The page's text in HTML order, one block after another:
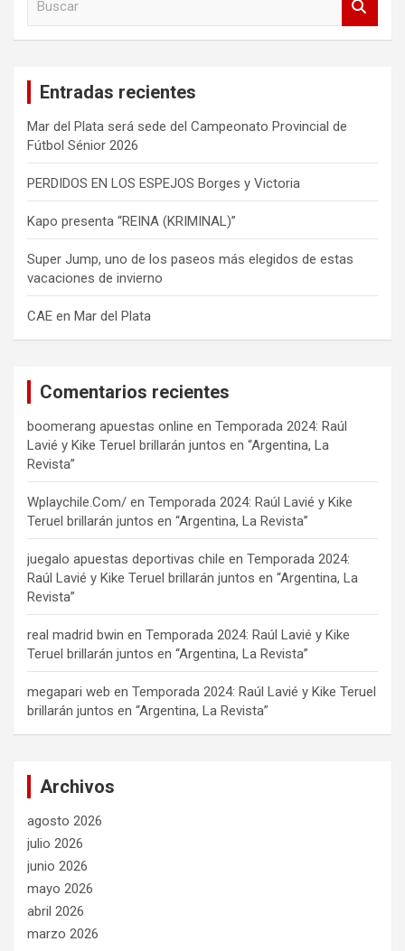
Entradas recientes
Mar del Plata será sede del Campeonato Provincial de
Fútbol Sénior 2026
PERDIDOS EN LOS ESPEJOS Borges y Victoria
Kapo presenta “REINA (KRIMINAL)”
Super Jump, uno de los paseos más elegidos de estas
vacaciones de invierno
CAE en Mar del Plata
Comentarios recientes
boomerang apuestas online en Temporada 2024: Raúl
Lavié y Kike Teruel brillarán juntos en “Argentina, La
Revista”
Wplaychile.Com/ en Temporada 2024: Raúl Lavié y Kike
Teruel brillarán juntos en “Argentina, La Revista”
juegalo apuestas deportivas chile en Temporada 2024:
Raúl Lavié y Kike Teruel brillarán juntos en “Argentina, La
Revista”
real madrid bwin en Temporada 2024: Raúl Lavié y Kike
Teruel brillarán juntos en “Argentina, La Revista”
megapari web en Temporada 2024: Raúl Lavié y Kike Teruel
brillarán juntos en “Argentina, La Revista”
Archivos
agosto 2026
julio 2026
junio 2026
mayo 2026
abril 2026
marzo 2026